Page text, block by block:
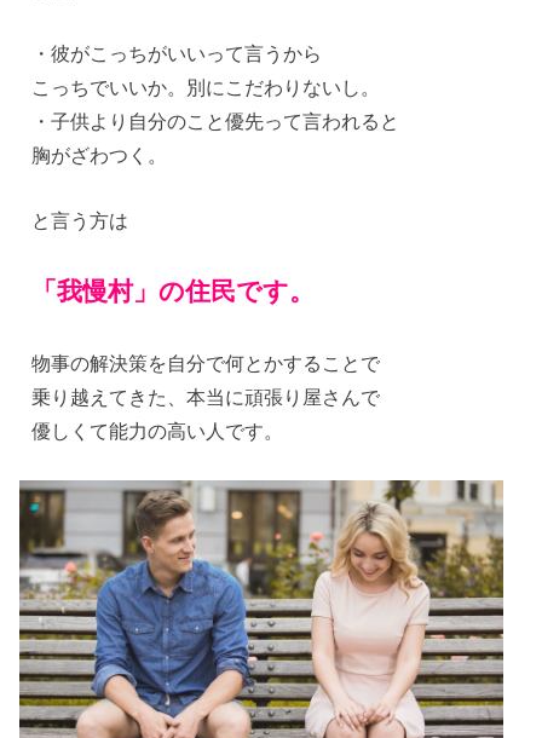
・彼がこっちがいいって言うから
こっちでいいか。別にこだわりないし。
・子供より自分のこと優先って言われると
胸がざわつく。
と言う方は
「我慢村」の住民です。
物事の解決策を自分で何とかすることで
乗り越えてきた、本当に頑張り屋さんで
優しくて能力の高い人です。